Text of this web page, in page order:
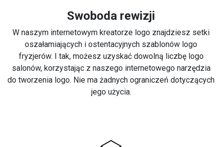
Swoboda rewizji
W naszym internetowym kreatorze logo znajdziesz setki
oszałamiających i ostentacyjnych szablonów logo
fryzjerów. I tak, możesz uzyskać dowolną liczbę logo
salonów, korzystając z naszego internetowego narzędzia
do tworzenia logo. Nie ma żadnych ograniczeń dotyczących
jego użycia.